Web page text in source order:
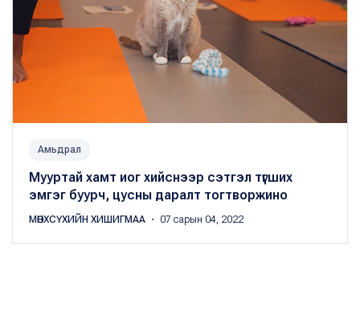
Амьдрал
Мууртай хамт иог хийснээр сэтгэл түгших
эмгэг буурч, цусны даралт тогтворжино
МӨНХСҮХИЙН ХИШИГМАА ・ 07 сарын 04, 2022